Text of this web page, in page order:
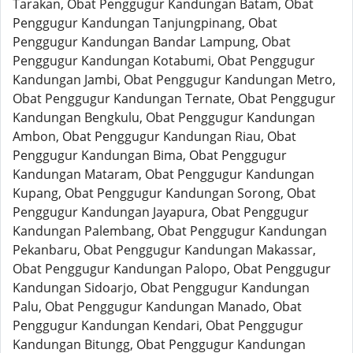
Tarakan, Obat Penggugur Kandungan Batam, Obat
Penggugur Kandungan Tanjungpinang, Obat
Penggugur Kandungan Bandar Lampung, Obat
Penggugur Kandungan Kotabumi, Obat Penggugur
Kandungan Jambi, Obat Penggugur Kandungan Metro,
Obat Penggugur Kandungan Ternate, Obat Penggugur
Kandungan Bengkulu, Obat Penggugur Kandungan
Ambon, Obat Penggugur Kandungan Riau, Obat
Penggugur Kandungan Bima, Obat Penggugur
Kandungan Mataram, Obat Penggugur Kandungan
Kupang, Obat Penggugur Kandungan Sorong, Obat
Penggugur Kandungan Jayapura, Obat Penggugur
Kandungan Palembang, Obat Penggugur Kandungan
Pekanbaru, Obat Penggugur Kandungan Makassar,
Obat Penggugur Kandungan Palopo, Obat Penggugur
Kandungan Sidoarjo, Obat Penggugur Kandungan
Palu, Obat Penggugur Kandungan Manado, Obat
Penggugur Kandungan Kendari, Obat Penggugur
Kandungan Bitungg, Obat Penggugur Kandungan